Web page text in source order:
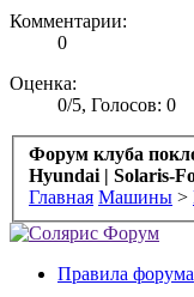
Комментарии:
0
Оценка:
0/5, Голосов: 0
Форум клуба
Hyundai | Solaris-
Главная Машины >
Правила форума